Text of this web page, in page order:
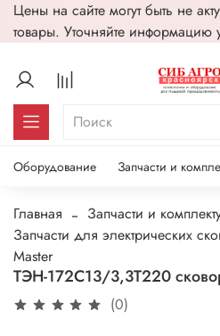
Цены на сайте могут быть не
товары. Уточняйте информацию
Оборудование Запчасти и
Главная Запчасти и
Запчасти для электрических
Мaster
ТЭН-172С13/3,3Т220
(0)